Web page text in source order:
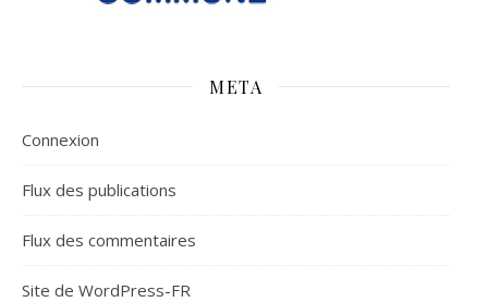
META
Connexion
Flux des publications
Flux des commentaires
Site de WordPress-FR